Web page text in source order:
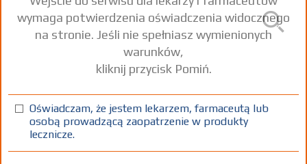
Znaleziono wyników:
wymaga potwierdzenia oświadczenia widocznego
na stronie. Jeśli nie spełniasz wymienionych
warunków,
kliknij przycisk Pomiń.
Oświadczam, że jestem lekarzem, farmaceutą lub
osobą prowadzącą zaopatrzenie w produkty
lecznicze.